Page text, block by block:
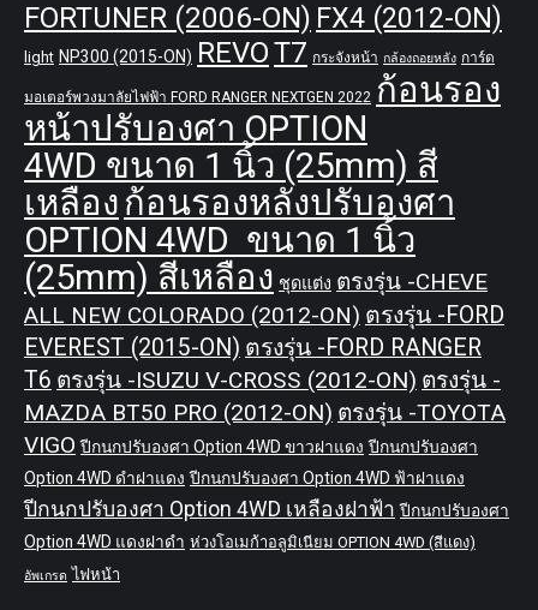
FORTUNER (2006-ON) FX4 (2012-ON)
light NP300 (2015-ON) REVOT7 กระจังหน้า กล้องถอยหลัง การ์ด
มอเตอร์พวงมาลัยไฟฟ้า FORD RANGER NEXTGEN 2022 ก้อนรอง
หน้าปรับองศา OPTION
4WD ขนาด 1 นิ้ว (25mm) สี
เหลือง ก้อนรองหลังปรับองศา
OPTION 4WD ขนาด 1 นิ้ว
(25mm) สีเหลือง ชุดแต่ง ตรงรุ่น -CHEVE
ALL NEW COLORADO (2012-ON) ตรงรุ่น -FORD
EVEREST (2015-ON) ตรงรุ่น -FORD RANGER
T6 ตรงรุ่น -ISUZU V-CROSS (2012-ON) ตรงรุ่น -
MAZDA BT50 PRO (2012-ON) ตรงรุ่น -TOYOTA
VIGO ปีกนกปรับองศา Option 4WD ขาวฝาแดง ปีกนกปรับองศา
Option 4WD ดำฝาแดง ปีกนกปรับองศา Option 4WD ฟ้าฝาแดง
ปีกนกปรับองศา Option 4WD เหลืองฝาฟ้า ปีกนกปรับองศา
Option 4WD แดงฝาดำ ห่วงโอเมก้าอลูมิเนียม OPTION 4WD (สีแดง)
อัพเกรด ไฟหน้า